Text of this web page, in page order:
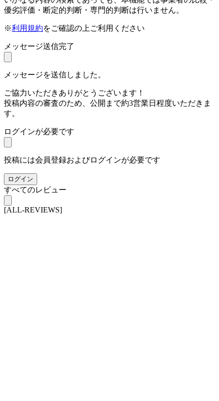
優劣評価・断定的判断・専門的判断は行いません。
※利用規約をご確認の上ご利用ください
メッセージ送信完了
メッセージを送信しました。
ご協力いただきありがとうございます！
投稿内容の審査のため、公開まで約3営業日程度いただきま
す。
ログインが必要です
投稿には会員登録およびログインが必要です
ログイン
すべてのレビュー
[ALL-REVIEWS]